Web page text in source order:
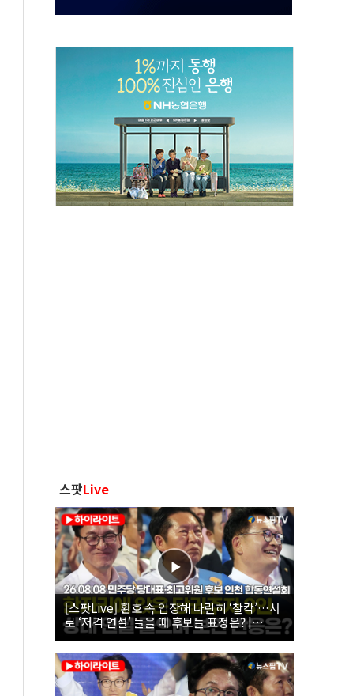
스팟Live
[스팟Live] 환호 속 입장해 나란히 ‘찰칵’…서
로 ‘저격 연설’ 들을 때 후보들 표정은? |
26.08.08 더불어민주당 당대표·최고위원 후
보 인천 합동연설회